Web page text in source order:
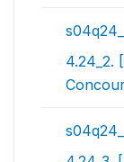
4.24_2.